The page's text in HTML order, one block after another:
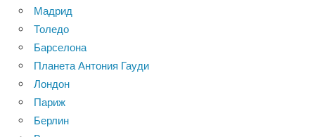
Мадрид
Толедо
Барселона
Планета Антония Гауди
Лондон
Париж
Берлин